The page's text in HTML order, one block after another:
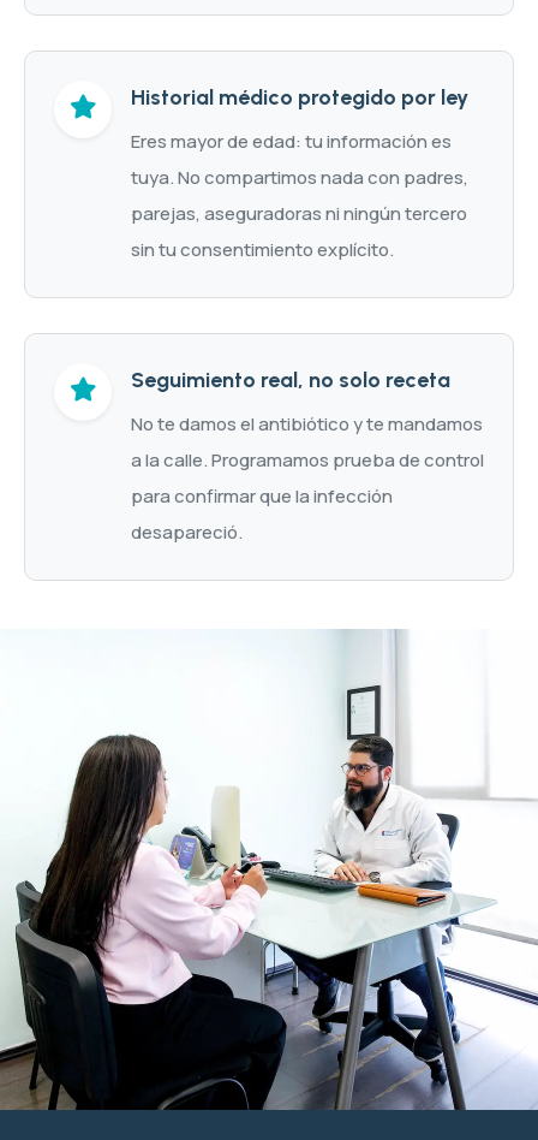
Historial médico protegido por ley
Eres mayor de edad: tu información es
tuya. No compartimos nada con padres,
parejas, aseguradoras ni ningún tercero
sin tu consentimiento explícito.
Seguimiento real, no solo receta
No te damos el antibiótico y te mandamos
a la calle. Programamos prueba de control
para confirmar que la infección
desapareció.